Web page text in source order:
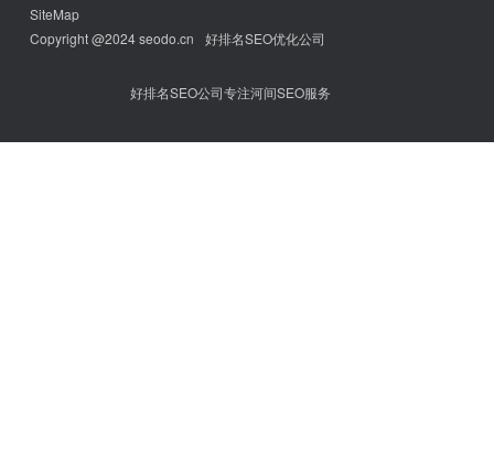
SiteMap
Copyright @2024 seodo.cn
好排名SEO优化公司
好排名SEO公司专注河间SEO服务